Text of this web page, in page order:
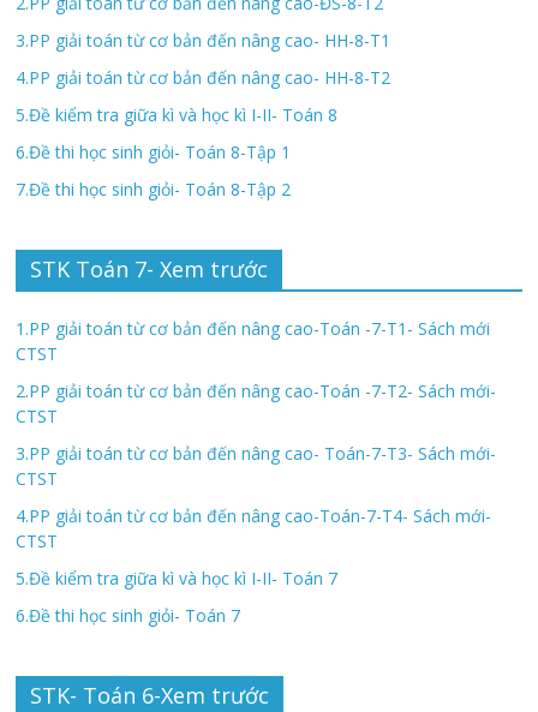
3.PP giải toán từ cơ bản đến nâng cao- HH-8-T1
4.PP giải toán từ cơ bản đến nâng cao- HH-8-T2
5.Đề kiểm tra giữa kì và học kì I-II- Toán 8
6.Đề thi học sinh giỏi- Toán 8-Tập 1
7.Đề thi học sinh giỏi- Toán 8-Tập 2
STK Toán 7- Xem trước
1.PP giải toán từ cơ bản đến nâng cao-Toán -7-T1- Sách mới
CTST
2.PP giải toán từ cơ bản đến nâng cao-Toán -7-T2- Sách mới-
CTST
3.PP giải toán từ cơ bản đến nâng cao- Toán-7-T3- Sách mới-
CTST
4.PP giải toán từ cơ bản đến nâng cao-Toán-7-T4- Sách mới-
CTST
5.Đề kiểm tra giữa kì và học kì I-II- Toán 7
6.Đề thi học sinh giỏi- Toán 7
STK- Toán 6-Xem trước